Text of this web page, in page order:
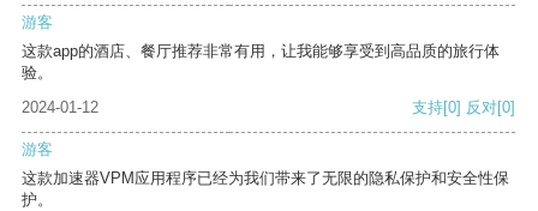
游客
这款app的酒店、餐厅推荐非常有用，让我能够享受到高品质的旅行体
验。
2024-01-12
支持[0] 反对[0]
游客
这款加速器VPM应用程序已经为我们带来了无限的隐私保护和安全性保
护。